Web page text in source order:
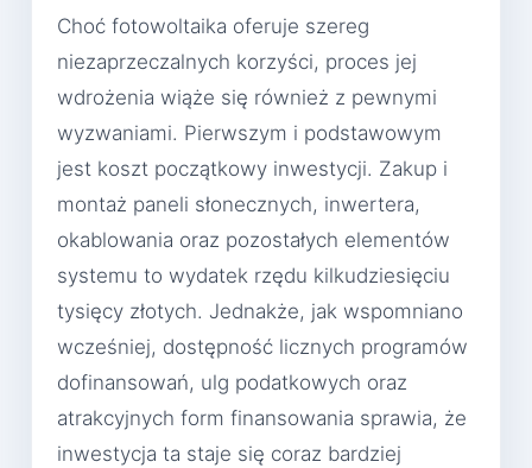
Choć fotowoltaika oferuje szereg
niezaprzeczalnych korzyści, proces jej
wdrożenia wiąże się również z pewnymi
wyzwaniami. Pierwszym i podstawowym
jest koszt początkowy inwestycji. Zakup i
montaż paneli słonecznych, inwertera,
okablowania oraz pozostałych elementów
systemu to wydatek rzędu kilkudziesięciu
tysięcy złotych. Jednakże, jak wspomniano
wcześniej, dostępność licznych programów
dofinansowań, ulg podatkowych oraz
atrakcyjnych form finansowania sprawia, że
inwestycja ta staje się coraz bardziej